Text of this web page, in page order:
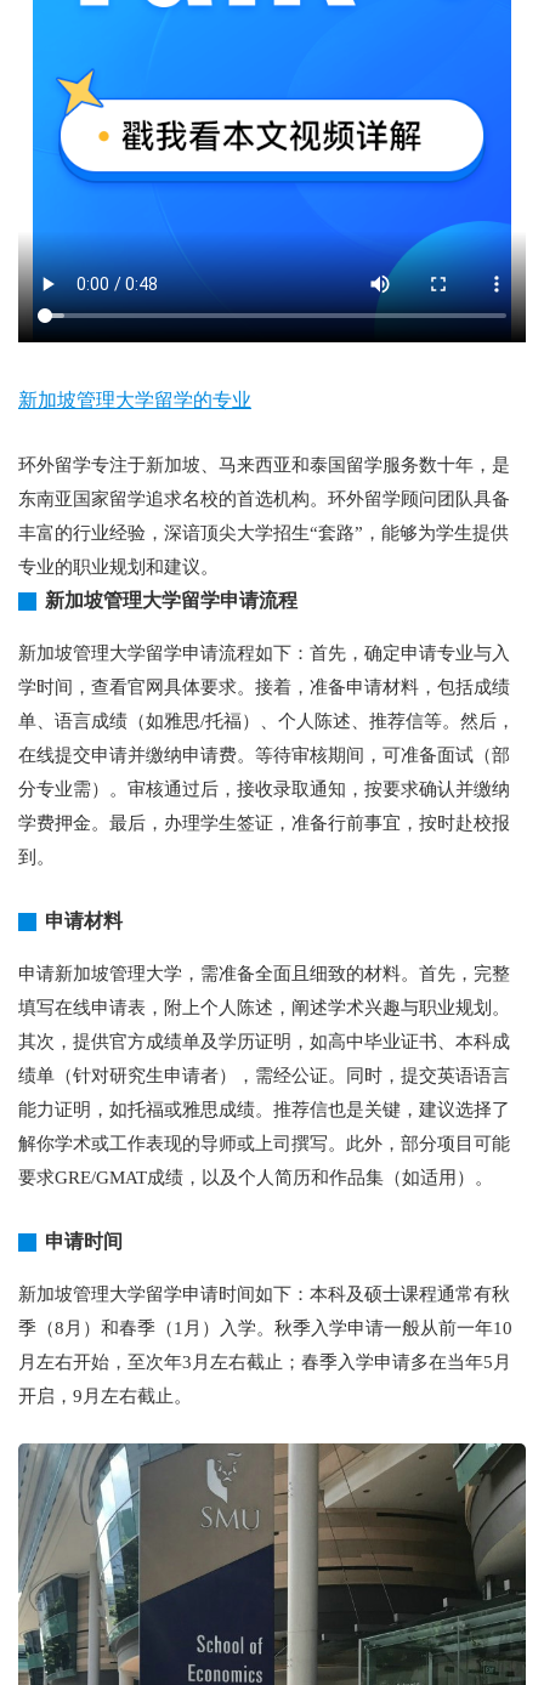
新加坡管理大学留学的专业
环外留学专注于新加坡、马来西亚和泰国留学服务数十年，是
东南亚国家留学追求名校的首选机构。环外留学顾问团队具备
丰富的行业经验，深谙顶尖大学招生“套路”，能够为学生提供
专业的职业规划和建议。
新加坡管理大学留学申请流程
新加坡管理大学留学申请流程如下：首先，确定申请专业与入
学时间，查看官网具体要求。接着，准备申请材料，包括成绩
单、语言成绩（如雅思/托福）、个人陈述、推荐信等。然后，
在线提交申请并缴纳申请费。等待审核期间，可准备面试（部
分专业需）。审核通过后，接收录取通知，按要求确认并缴纳
学费押金。最后，办理学生签证，准备行前事宜，按时赴校报
到。
申请材料
申请新加坡管理大学，需准备全面且细致的材料。首先，完整
填写在线申请表，附上个人陈述，阐述学术兴趣与职业规划。
其次，提供官方成绩单及学历证明，如高中毕业证书、本科成
绩单（针对研究生申请者），需经公证。同时，提交英语语言
能力证明，如托福或雅思成绩。推荐信也是关键，建议选择了
解你学术或工作表现的导师或上司撰写。此外，部分项目可能
要求GRE/GMAT成绩，以及个人简历和作品集（如适用）。
申请时间
新加坡管理大学留学申请时间如下：本科及硕士课程通常有秋
季（8月）和春季（1月）入学。秋季入学申请一般从前一年10
月左右开始，至次年3月左右截止；春季入学申请多在当年5月
开启，9月左右截止。